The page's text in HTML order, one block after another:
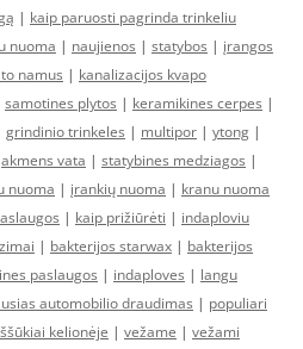
| kaip paruosti pagrinda trinkeliu
nuoma | naujienos | statybos | įrangos
namus | kanalizacijos kvapo
samotines plytos | keramikines cerpes |
grindinio trinkeles | multipor | ytong |
akmens vata | statybines medziagos |
nuoma | įrankių nuoma | kranu nuoma
| kaip prižiūrėti | indaploviu
| bakterijos starwax | bakterijos
paslaugos | indaploves | langu
automobilio draudimas | populiari
kelionėje | vežame | vežami